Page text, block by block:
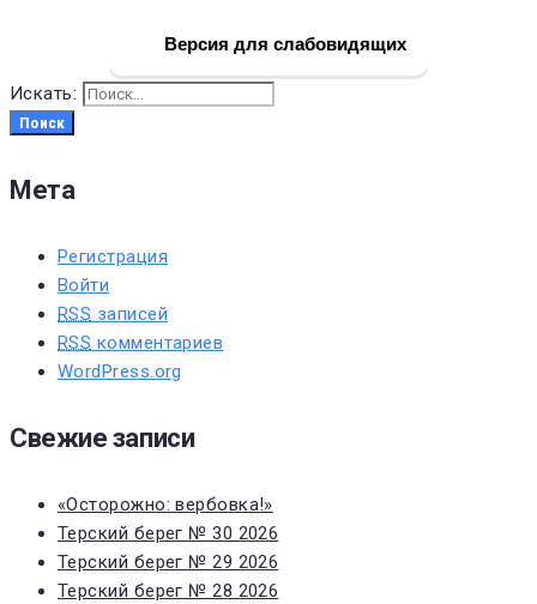
Версия для слабовидящих
Искать:
Поиск
Мета
Регистрация
Войти
RSS записей
RSS комментариев
WordPress.org
Свежие записи
«Осторожно: вербовка!»
Терский берег № 30 2026
Терский берег № 29 2026
Терский берег № 28 2026